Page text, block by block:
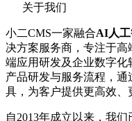
关于我们
小二CMS一家融合AI人
决方案服务商，专注于
端应用研发及企业数字
产品研发与服务流程，
具，为客户提供更高效、
自2013年成立以来，我